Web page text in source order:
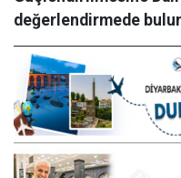
değerlendirmede